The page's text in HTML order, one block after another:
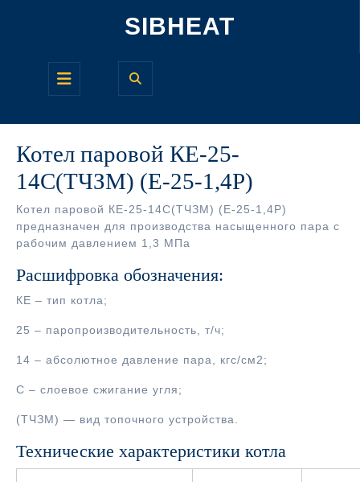
SIBHEAT
Кнопка
Котел паровой КЕ-25-
14С(ТЧЗМ) (Е-25-1,4Р)
Котел паровой КЕ-25-14С(ТЧЗМ) (Е-25-1,4Р)
предназначен для производства насыщенного пара с
рабочим давлением 1,3 МПа
Расшифровка обозначения:
КЕ – тип котла;
25 – паропроизводительность, т/ч;
14 – абсолютное давление пара, кгс/см2;
С – слоевое сжигание угля;
(ТЧЗМ) — вид топочного устройства.
Технические характеристики котла